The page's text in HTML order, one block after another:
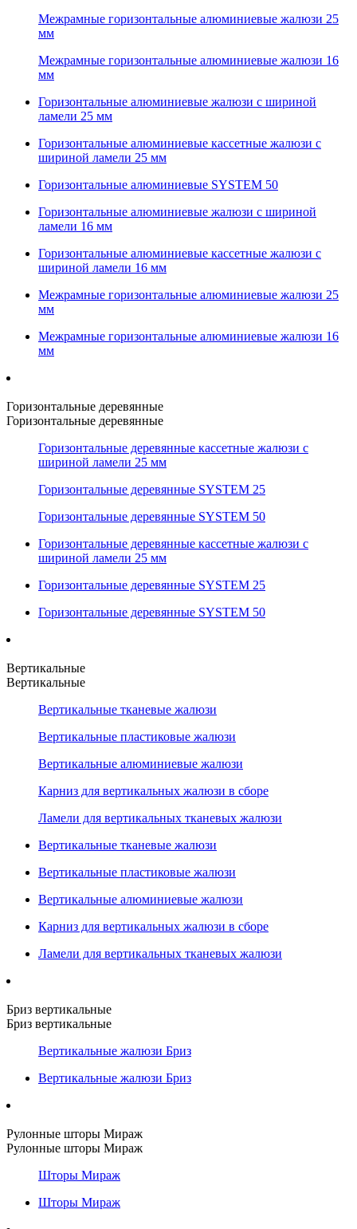
Межрамные горизонтальные алюминиевые жалюзи 25
мм
Межрамные горизонтальные алюминиевые жалюзи 16
мм
Горизонтальные алюминиевые жалюзи с шириной
ламели 25 мм
Горизонтальные алюминиевые кассетные жалюзи с
шириной ламели 25 мм
Горизонтальные алюминиевые SYSTEM 50
Горизонтальные алюминиевые жалюзи с шириной
ламели 16 мм
Горизонтальные алюминиевые кассетные жалюзи с
шириной ламели 16 мм
Межрамные горизонтальные алюминиевые жалюзи 25
мм
Межрамные горизонтальные алюминиевые жалюзи 16
мм
Горизонтальные деревянные
Горизонтальные деревянные
Горизонтальные деревянные кассетные жалюзи с
шириной ламели 25 мм
Горизонтальные деревянные SYSTEM 25
Горизонтальные деревянные SYSTEM 50
Горизонтальные деревянные кассетные жалюзи с
шириной ламели 25 мм
Горизонтальные деревянные SYSTEM 25
Горизонтальные деревянные SYSTEM 50
Вертикальные
Вертикальные
Вертикальные тканевые жалюзи
Вертикальные пластиковые жалюзи
Вертикальные алюминиевые жалюзи
Карниз для вертикальных жалюзи в сборе
Ламели для вертикальных тканевых жалюзи
Вертикальные тканевые жалюзи
Вертикальные пластиковые жалюзи
Вертикальные алюминиевые жалюзи
Карниз для вертикальных жалюзи в сборе
Ламели для вертикальных тканевых жалюзи
Бриз вертикальные
Бриз вертикальные
Вертикальные жалюзи Бриз
Вертикальные жалюзи Бриз
Рулонные шторы Мираж
Рулонные шторы Мираж
Шторы Мираж
Шторы Мираж